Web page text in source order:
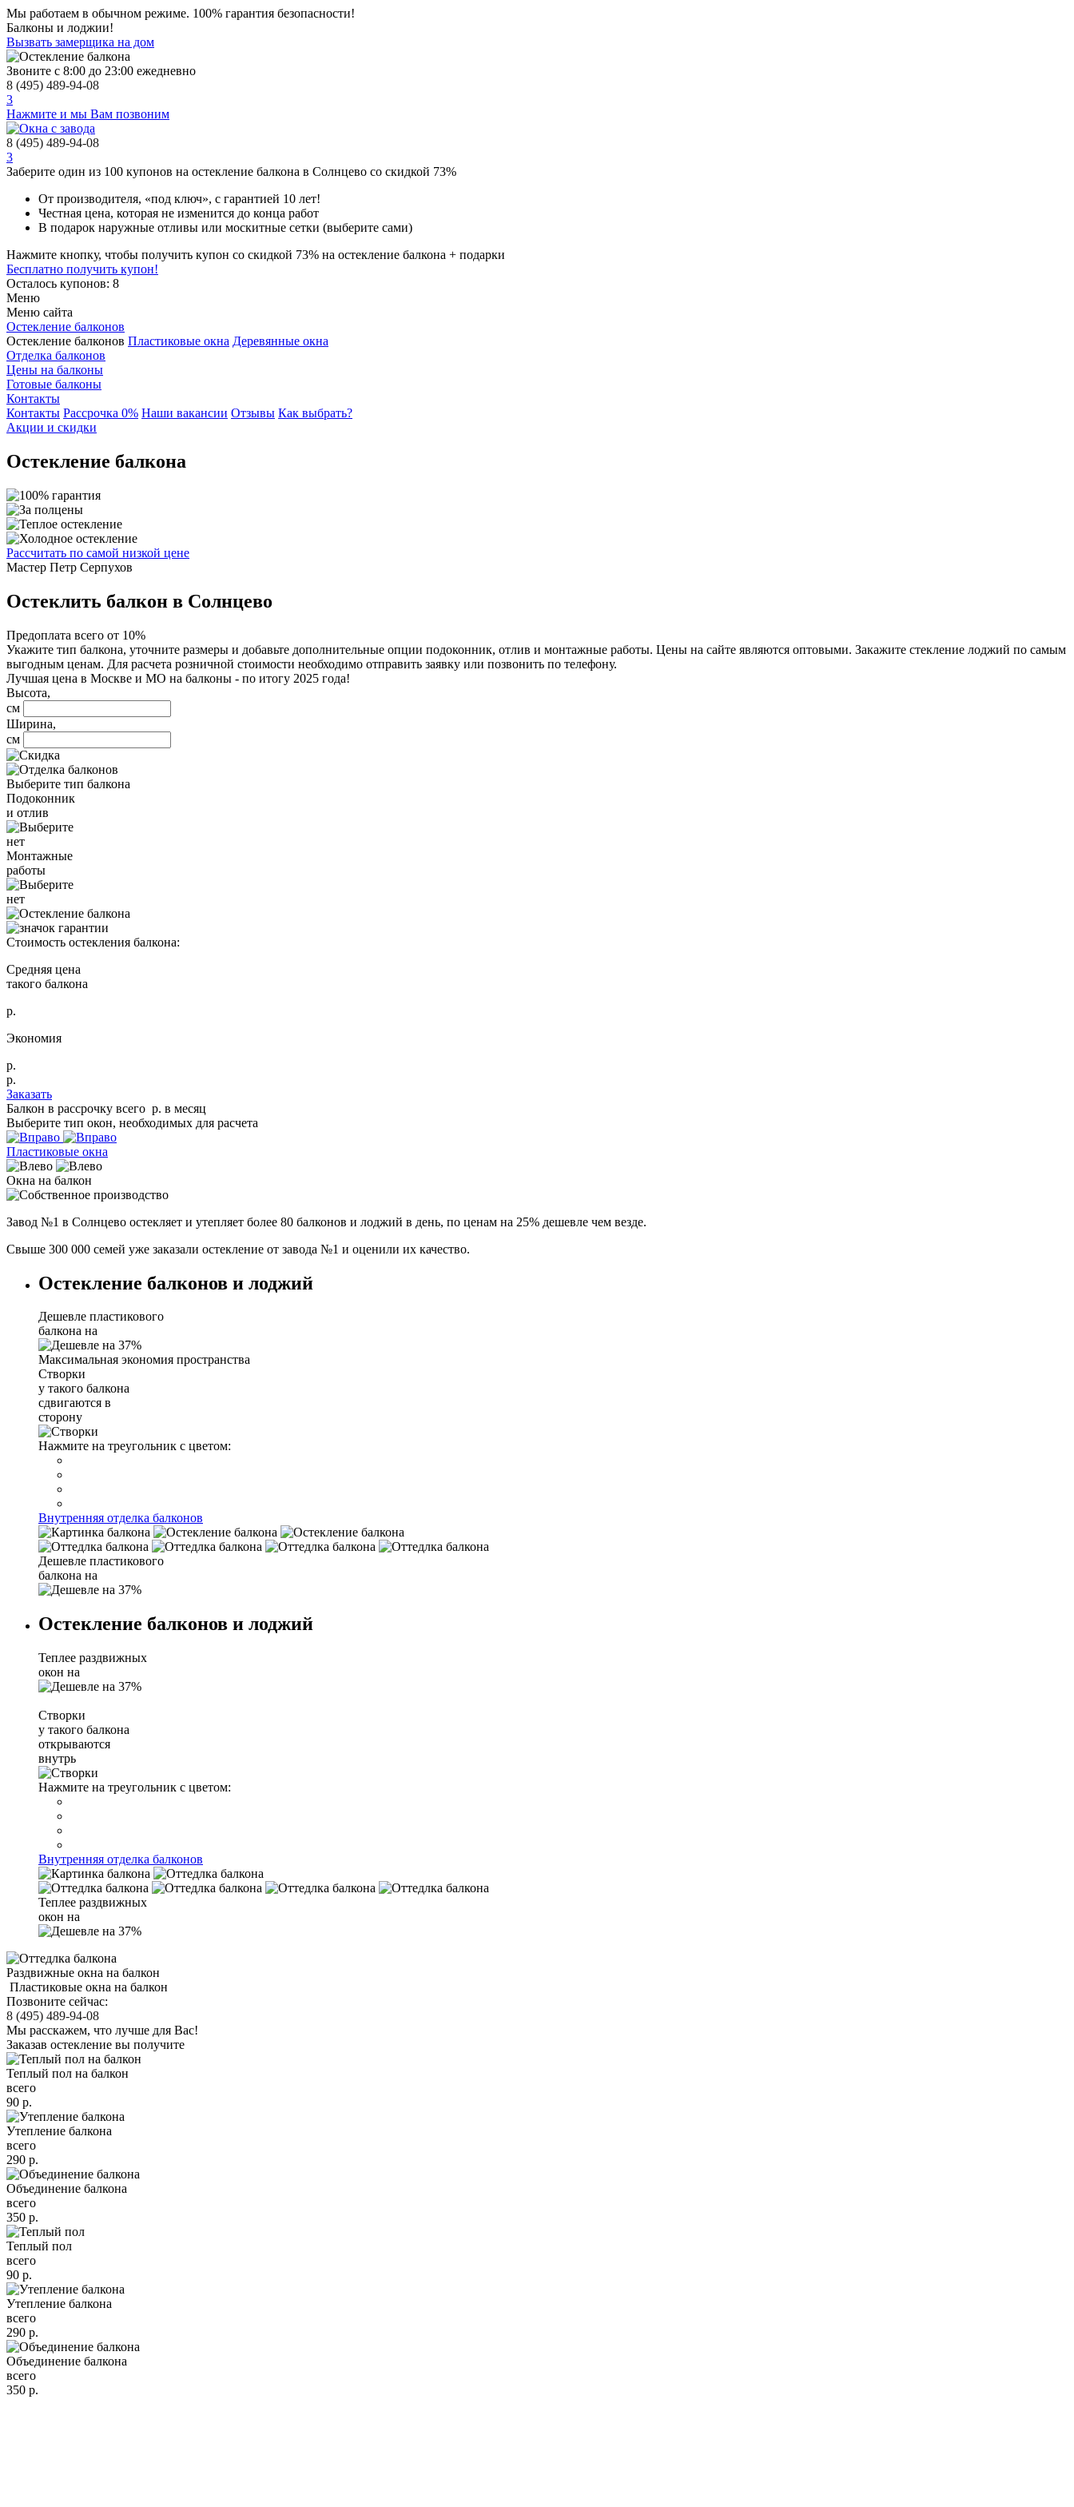
Мы работаем в обычном режиме. 100% гарантия безопасности!
Балконы и лоджии!
Вызвать замерщика на дом
Звоните с 8:00 до 23:00 ежедневно
8 (495) 489-94-08
3
Нажмите и мы Вам позвоним
8 (495) 489-94-08
3
Заберите один из 100 купонов на остекление балкона в Солнцево со скидкой 73%
От производителя, «под ключ», с гарантией 10 лет!
Честная цена, которая не изменится до конца работ
В подарок наружные отливы или москитные сетки (выберите сами)
Нажмите кнопку, чтобы получить купон со скидкой 73% на остекление балкона + подарки
Бесплатно получить купон!
Осталось купонов: 8
Меню
Меню сайта
Остекление балконов
Остекление балконов Пластиковые окна Деревянные окна
Отделка балконов
Цены на балконы
Готовые балконы
Контакты
Контакты Рассрочка 0% Наши вакансии Отзывы Как выбрать?
Акции и скидки
Остекление балкона
Рассчитать по самой низкой цене
Мастер Петр Серпухов
Остеклить балкон в Солнцево
Предоплата всего от 10%
Укажите тип балкона, уточните размеры и добавьте дополнительные опции подоконник, отлив и монтажные работы. Цены на сайте являются оптовыми. Закажите стекление лоджий по самым
выгодным ценам. Для расчета розничной стоимости необходимо отправить заявку или позвонить по телефону.
Лучшая цена в Москве и МО на балконы - по итогу 2025 года!
Высота,
см
Ширина,
см
Выберите тип балкона
Подоконник
и отлив
нет
Монтажные
работы
нет
Стоимость остекления балкона:
Средняя цена
такого балкона
р.
Экономия
р.
р.
Заказать
Балкон в рассрочку всего р. в месяц
Выберите тип окон, необходимых для расчета
Пластиковые окна
Окна на балкон
Завод №1 в Солнцево остекляет и утепляет более 80 балконов и лоджий в день, по ценам на 25% дешевле чем везде.
Свыше 300 000 семей уже заказали остекление от завода №1 и оценили их качество.
Остекление балконов и лоджий
Дешевле пластикового
балкона на
Максимальная экономия пространства
Створки
у такого балкона
сдвигаются в
сторону
Нажмите на треугольник с цветом:
Внутренняя отделка балконов
Дешевле пластикового
балкона на
Остекление балконов и лоджий
Теплее раздвижных
окон на
Створки
у такого балкона
открываются
внутрь
Нажмите на треугольник с цветом:
Внутренняя отделка балконов
Теплее раздвижных
окон на
Раздвижные окна на балкон
Пластиковые окна на балкон
Позвоните сейчас:
8 (495) 489-94-08
Мы расскажем, что лучше для Вас!
Заказав остекление вы получите
Теплый пол на балкон
всего
90 р.
Утепление балкона
всего
290 р.
Объединение балкона
всего
350 р.
Теплый пол
всего
90 р.
Утепление балкона
всего
290 р.
Объединение балкона
всего
350 р.